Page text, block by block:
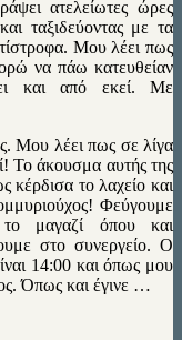
ατελείωτες ώρες
ταξιδεύοντας με τα
Μου λέει πως
να πάω κατευθείαν
και από εκεί. Με
Μου λέει πως σε λίγα
Το άκουσμα αυτής της
κέρδισα το λαχείο και
Φεύγουμε
μαγαζί όπου και
στο συνεργείο. Ο
14:00 και όπως μου
Όπως και έγινε …